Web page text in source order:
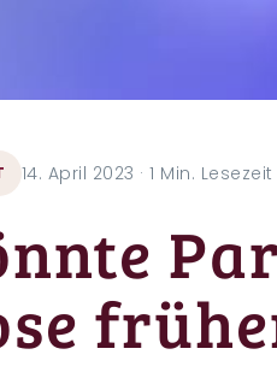
14. April 2023 · 1 Min. Lesezeit